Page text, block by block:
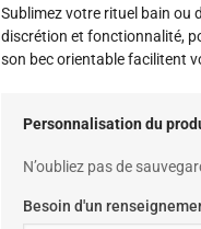
Sublimez votre rituel bain ou
discrétion et fonctionnalité,
son bec orientable facilitent
Personnalisation du
N’oubliez pas de
Besoin d'un